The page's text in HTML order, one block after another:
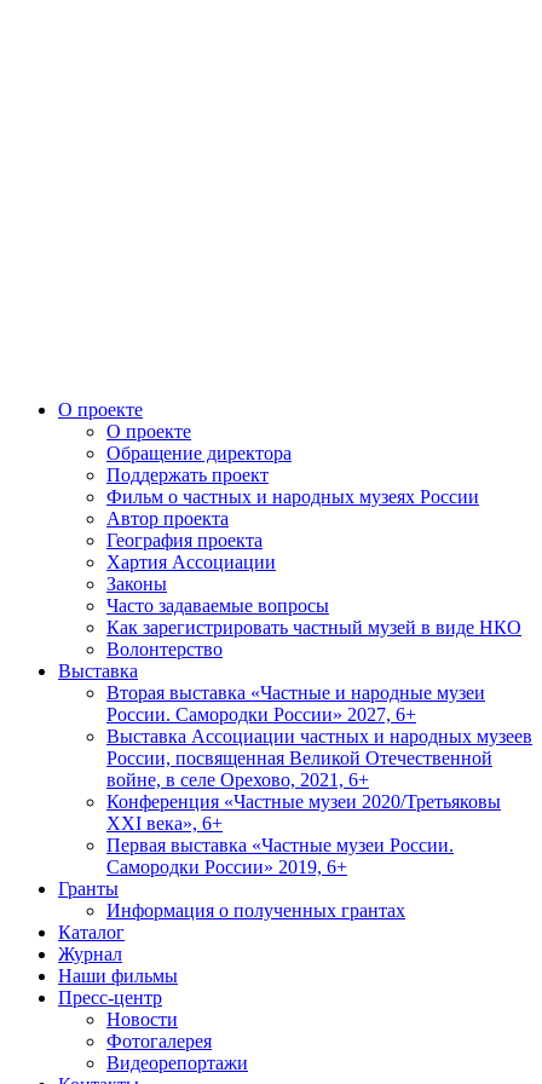
О проекте
О проекте
Обращение директора
Поддержать проект
Фильм о частных и народных музеях России
Автор проекта
География проекта
Хартия Ассоциации
Законы
Часто задаваемые вопросы
Как зарегистрировать частный музей в виде НКО
Волонтерство
Выставка
Вторая выставка «Частные и народные музеи
России. Самородки России» 2027, 6+
Выставка Ассоциации частных и народных музеев
России, посвященная Великой Отечественной
войне, в селе Орехово, 2021, 6+
Конференция «Частные музеи 2020/Третьяковы
XXI века», 6+
Первая выставка «Частные музеи России.
Самородки России» 2019, 6+
Гранты
Информация о полученных грантах
Каталог
Журнал
Наши фильмы
Пресс-центр
Новости
Фотогалерея
Видеорепортажи